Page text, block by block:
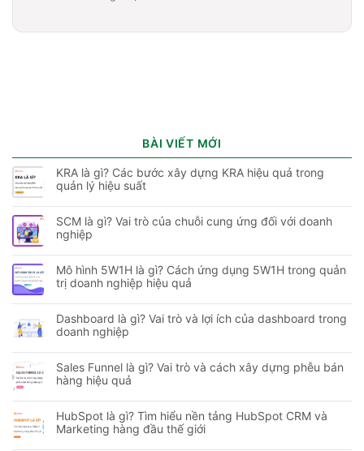
BÀI VIẾT MỚI
KRA là gì? Các bước xây dựng KRA hiệu quả trong
quản lý hiệu suất
SCM là gì? Vai trò của chuỗi cung ứng đối với doanh
nghiệp
Mô hình 5W1H là gì? Cách ứng dụng 5W1H trong quản
trị doanh nghiệp hiệu quả
Dashboard là gì? Vai trò và lợi ích của dashboard trong
doanh nghiệp
Sales Funnel là gì? Vai trò và cách xây dựng phễu bán
hàng hiệu quả
HubSpot là gì? Tìm hiểu nền tảng HubSpot CRM và
Marketing hàng đầu thế giới